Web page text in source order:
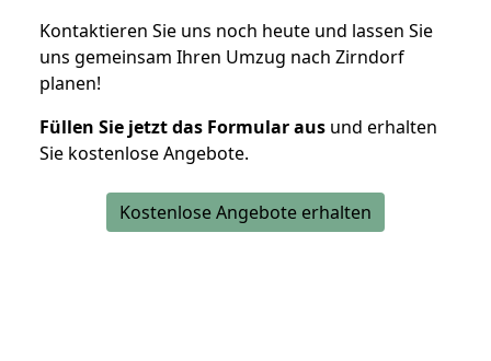
Kontaktieren Sie uns noch heute und lassen Sie
uns gemeinsam Ihren Umzug nach Zirndorf
planen!
Füllen Sie jetzt das Formular aus und erhalten
Sie kostenlose Angebote.
Kostenlose Angebote erhalten